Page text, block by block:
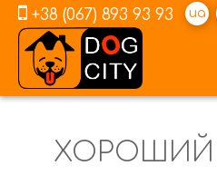
+38 (067) 893 93 93 ua
ХОРОШИЙ